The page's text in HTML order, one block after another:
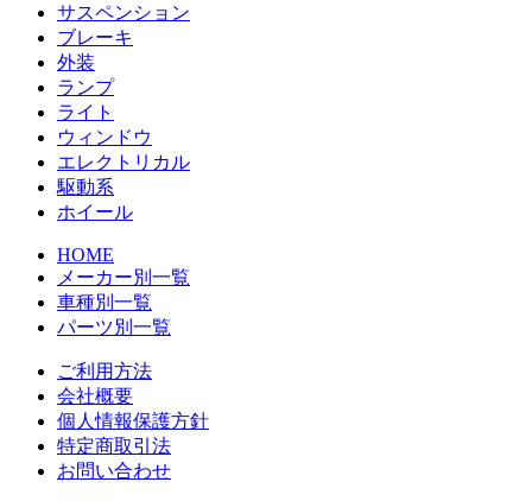
サスペンション
ブレーキ
外装
ランプ
ライト
ウィンドウ
エレクトリカル
駆動系
ホイール
HOME
メーカー別一覧
車種別一覧
パーツ別一覧
ご利用方法
会社概要
個人情報保護方針
特定商取引法
お問い合わせ